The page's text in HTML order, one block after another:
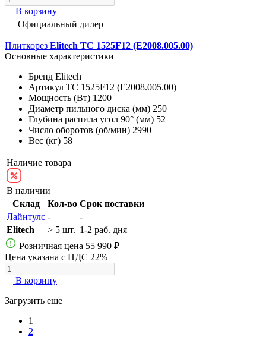
В корзину
Официальный дилер
Плиткорез Elitech TC 1525F12 (E2008.005.00)
Основные характеристики
Бренд Elitech
Артикул TC 1525F12 (E2008.005.00)
Мощность (Вт) 1200
Диаметр пильного диска (мм) 250
Глубина распила угол 90° (мм) 52
Число оборотов (об/мин) 2990
Вес (кг) 58
Наличие товара
В наличии
Склад
Кол-во Срок поставки
Лайнтулс -
-
Elitech
> 5 шт. 1-2 раб. дня
Розничная цена 55 990 ₽
Цена указана с НДС 22%
В корзину
Загрузить еще
1
2